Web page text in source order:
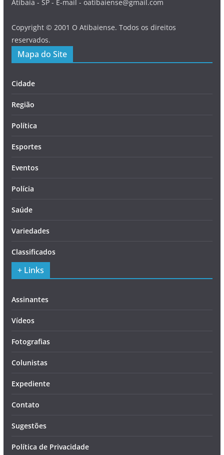
Atibaia - SP - E-mail - oatibaiense@gmail.com
Copyright © 2001 O Atibaiense. Todos os direitos
reservados.
Mapa do Site
Cidade
Região
Política
Esportes
Eventos
Polícia
Saúde
Variedades
Classificados
+ Links
Assinantes
Vídeos
Fotografias
Colunistas
Expediente
Contato
Sugestões
Política de Privacidade